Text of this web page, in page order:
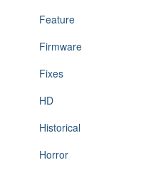
Feature
Firmware
Fixes
HD
Historical
Horror